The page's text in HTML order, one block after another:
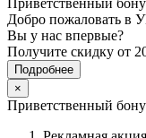
Приветственный
Добро пожаловать в
Вы у нас впервые?
Получите скидку от
Подробнее
×
Приветственный